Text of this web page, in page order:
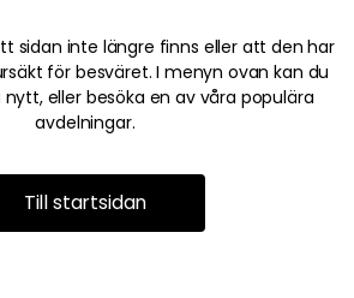
sidan inte längre finns eller att den har
för besväret. I menyn ovan kan du
eller besöka en av våra populära
avdelningar.
Till startsidan